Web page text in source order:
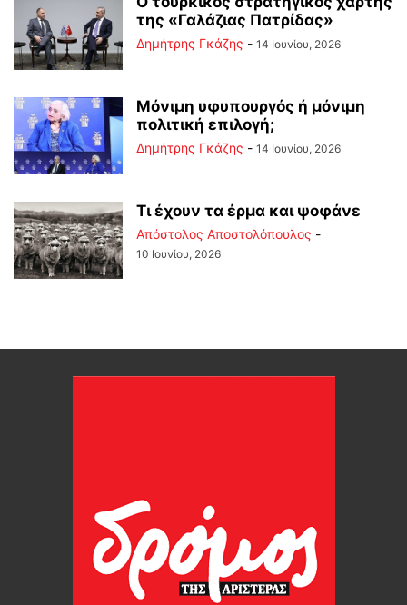
της «Γαλάζιας Πατρίδας»
Δημήτρης Γκάζης - 14 Ιουνίου, 2026
Μόνιμη υφυπουργός ή μόνιμη
πολιτική επιλογή;
Δημήτρης Γκάζης - 14 Ιουνίου, 2026
Τι έχουν τα έρμα και ψοφάνε
Απόστολος Αποστολόπουλος -
10 Ιουνίου, 2026